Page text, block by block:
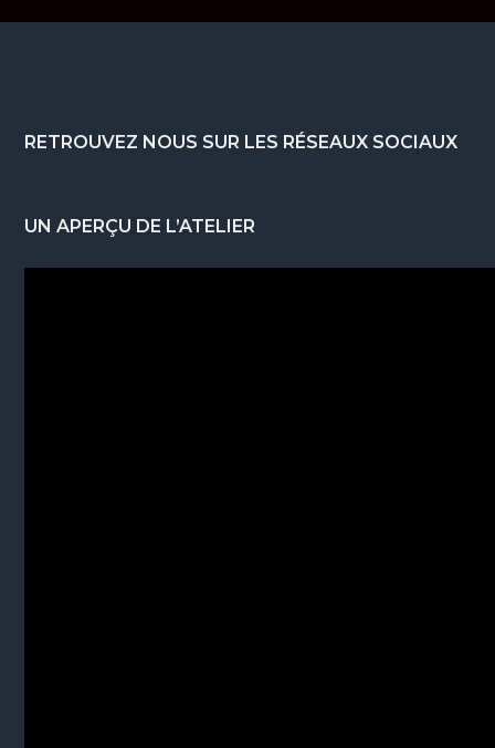
RETROUVEZ NOUS SUR LES RÉSEAUX SOCIAUX
UN APERÇU DE L’ATELIER